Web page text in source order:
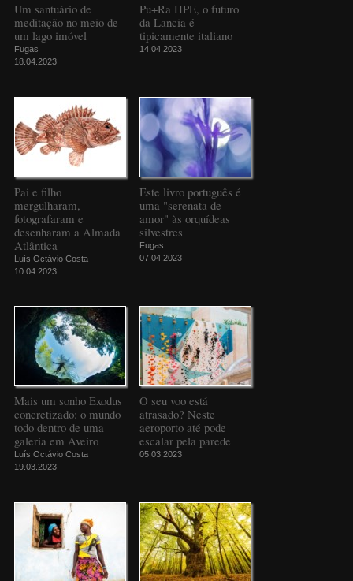
Um santuário de
meditação no meio de
um lago imóvel
Fugas
18.04.2023
Pu+Ra HPE, o futuro
da Lancia é
tipicamente italiano
14.04.2023
Pai e filho
mergulharam,
fotografaram e
desenharam a Almada
Atlântica
Luís Octávio Costa
10.04.2023
Este livro português é
uma "serenata de
amor" às orquídeas
silvestres
Fugas
07.04.2023
Mais um sonho Exodus
concretizado: o mundo
todo dentro de uma
galeria em Aveiro
Luís Octávio Costa
19.03.2023
O seu voo está
atrasado? Neste
aeroporto até pode
escalar pela parede
05.03.2023